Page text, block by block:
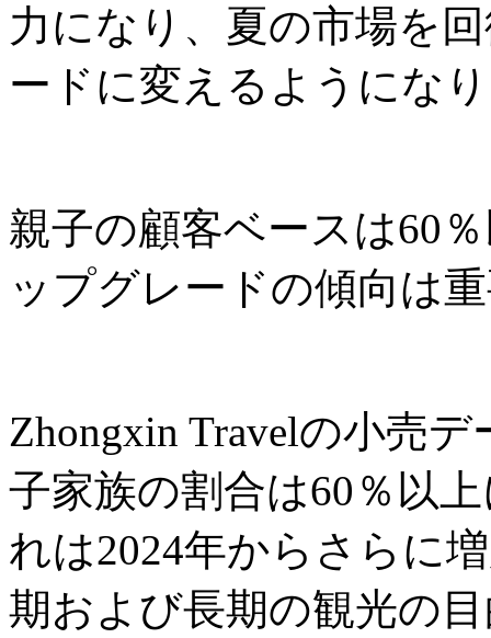
力になり、夏の市場を
ードに変えるようにな
親子の顧客ベースは60
ップグレードの傾向は
Zhongxin Travelの小売
子家族の割合は60％以
れは2024年からさらに
期および長期の観光の